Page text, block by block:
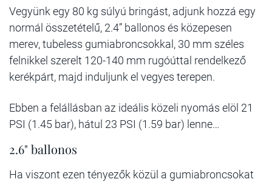
Vegyünk egy 80 kg súlyú bringást, adjunk hozzá egy
normál összetételű, 2.4” ballonos és közepesen
merev, tubeless gumiabroncsokkal, 30 mm széles
felnikkel szerelt 120-140 mm rugóúttal rendelkező
kerékpárt, majd induljunk el vegyes terepen.
Ebben a felállásban az ideális közeli nyomás elöl 21
PSI (1.45 bar), hátul 23 PSI (1.59 bar) lenne…
2.6" ballonos
Ha viszont ezen tényezők közül a gumiabroncsokat